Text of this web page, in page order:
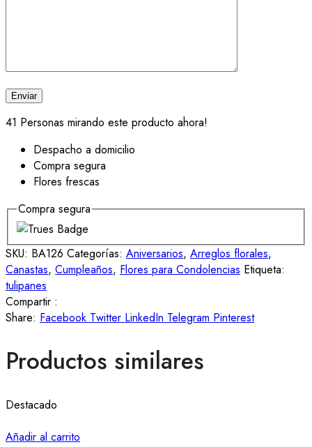
41 Personas mirando este producto ahora!
Despacho a domicilio
Compra segura
Flores frescas
Compra segura
SKU: BA126 Categorías: Aniversarios, Arreglos florales,
Canastas, Cumpleaños, Flores para Condolencias Etiqueta:
tulipanes
Compartir :
Share: Facebook Twitter LinkedIn Telegram Pinterest
Productos similares
Destacado
Añadir al carrito